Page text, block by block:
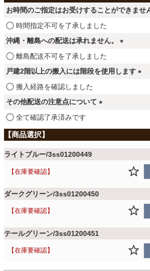
寝具
カーテン
ラグ
マット
収納用品
お時間のご指定はお受けすることができませ
時間指定不可を了承しました
沖縄・離島への配送は承れません。
必
離島配送不可を了承しました
戸建2階以上の搬入には階段を使用します
搬入経路を確認しました
その他配送の注意点について
必
須
)
全て確認了承済みです
ライトブルー/3ss01200449
在庫要確認
ダークグリーン/3ss01200450
在庫要確認
テールグリーン/3ss01200451
在庫要確認